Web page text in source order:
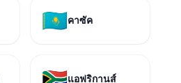
🇰🇿คาซัค
แอฟริกานส์